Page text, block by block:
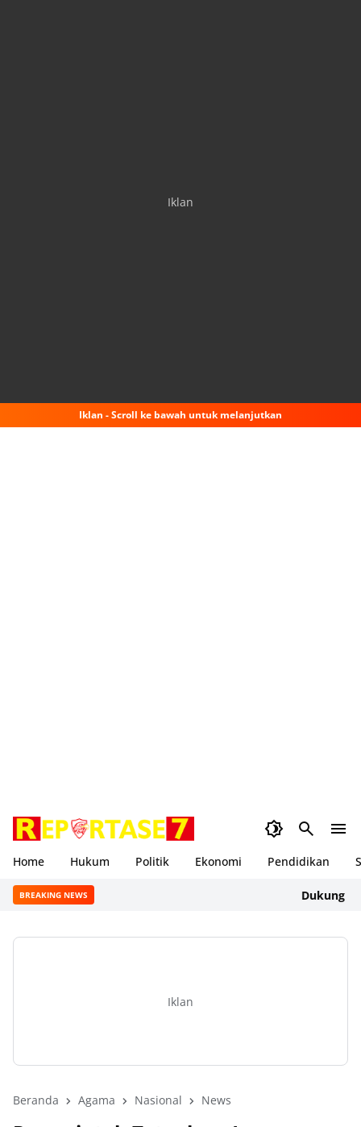
Iklan
Iklan - Scroll ke bawah untuk melanjutkan
Home Hukum Politik Ekonomi Pendidikan
BREAKING NEWS Dukung
Iklan
Beranda Agama Nasional News